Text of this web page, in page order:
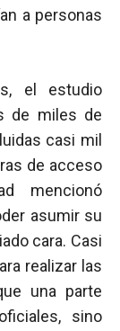
a personas
el estudio
de miles de
casi mil
de acceso
mencionó
asumir su
cara. Casi
realizar las
una parte
sino